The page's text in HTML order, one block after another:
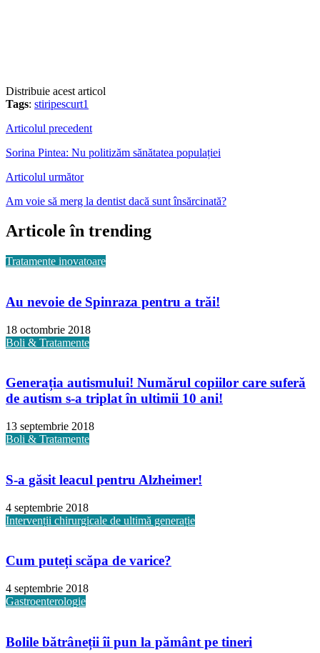
Distribuie acest articol
Tags: stiripescurt1
Articolul precedent
Sorina Pintea: Nu politizăm sănătatea populației
Articolul următor
Am voie să merg la dentist dacă sunt însărcinată?
Articole în trending
Tratamente inovatoare
Au nevoie de Spinraza pentru a trăi!
18 octombrie 2018
Boli & Tratamente
Generația autismului! Numărul copiilor care suferă
de autism s-a triplat în ultimii 10 ani!
13 septembrie 2018
Boli & Tratamente
S-a găsit leacul pentru Alzheimer!
4 septembrie 2018
Intervenții chirurgicale de ultimă generație
Cum puteți scăpa de varice?
4 septembrie 2018
Gastroenterologie
Bolile bătrâneții îi pun la pământ pe tineri